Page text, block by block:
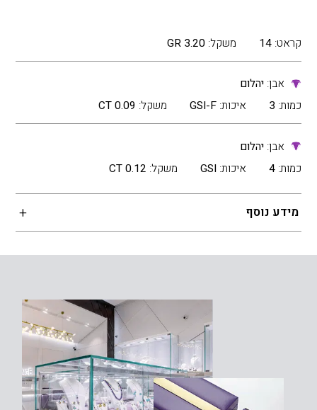
קראט: 14 משקל: 3.20 GR
אבן:יהלום
כמות: 3 איכות: GSI-F משקל: 0.09 CT
אבן:יהלום
כמות: 4 איכות: GSI משקל: 0.12 CT
מידע נוסף